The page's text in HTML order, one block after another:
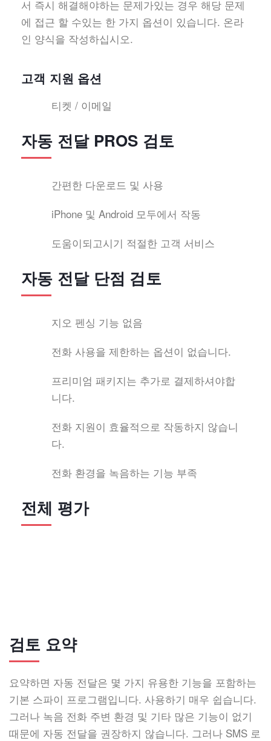
서 즉시 해결해야하는 문제가있는 경우 해당 문제
에 접근 할 수있는 한 가지 옵션이 있습니다. 온라
인 양식을 작성하십시오.
고객 지원 옵션
티켓 / 이메일
자동 전달 PROS 검토
간편한 다운로드 및 사용
iPhone 및 Android 모두에서 작동
도움이되고시기 적절한 고객 서비스
자동 전달 단점 검토
지오 펜싱 기능 없음
전화 사용을 제한하는 옵션이 없습니다.
프리미엄 패키지는 추가로 결제하셔야합
니다.
전화 지원이 효율적으로 작동하지 않습니
다.
전화 환경을 녹음하는 기능 부족
전체 평가
검토 요약
요약하면 자동 전달은 몇 가지 유용한 기능을 포함하는
기본 스파이 프로그램입니다. 사용하기 매우 쉽습니다.
그러나 녹음 전화 주변 환경 및 기타 많은 기능이 없기
때문에 자동 전달을 권장하지 않습니다. 그러나 SMS 로